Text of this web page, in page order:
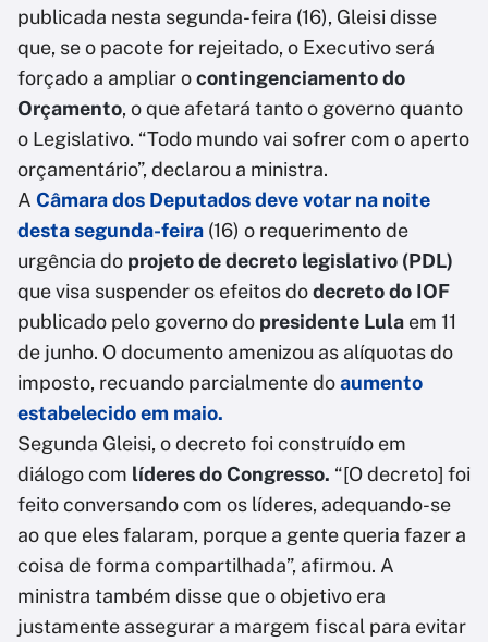
publicada nesta segunda-feira (16), Gleisi disse
que, se o pacote for rejeitado, o Executivo será
forçado a ampliar ocontingenciamento do
Orçamento, o que afetará tanto o governo quanto
o Legislativo. “Todo mundo vai sofrer com o aperto
orçamentário”, declarou a ministra.
A Câmara dos Deputados deve votar na noite
desta segunda-feira (16) o requerimento de
urgência do projeto de decreto legislativo (PDL)
que visa suspender os efeitos dodecreto do IOF
publicado pelo governo do presidente Lula em 11
de junho. O documento amenizou as alíquotas do
imposto, recuando parcialmente doaumento
estabelecido em maio.
Segunda Gleisi, o decreto foi construído em
diálogo com líderes do Congresso. “[O decreto] foi
feito conversando com os líderes, adequando-se
ao que eles falaram, porque a gente queria fazer a
coisa de forma compartilhada”, afirmou. A
ministra também disse que o objetivo era
justamente assegurar a margem fiscal para evitar